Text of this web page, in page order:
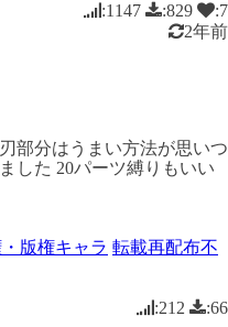
:1147
:829
:7
2年前
部分はうまい方法が思いつ
した 20パーツ縛りもいい
版権キャラ 転載再配布不
:212
:66